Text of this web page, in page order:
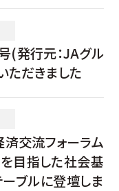
(発行元：JAグル
ただきました
交流フォーラム
目指した社会基
ーブルに登壇しま